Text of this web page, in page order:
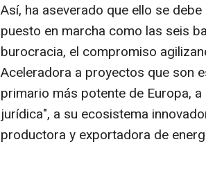
Así, ha aseverado que ello se
puesto en marcha como las seis
burocracia, el compromiso
Aceleradora a proyectos que son
primario más potente de Europa,
jurídica", a su ecosistema
productora y exportadora de